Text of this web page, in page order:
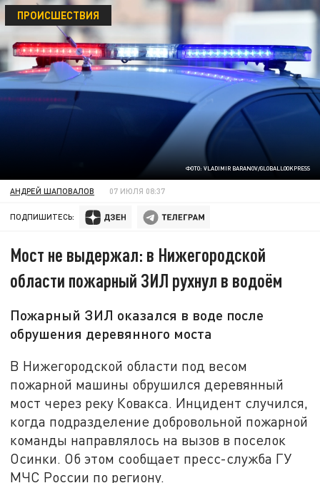
ФОТО: VLADIMIR BARANOV/GLOBALLOOKPRESS
ПРОИСШЕСТВИЯ
АНДРЕЙ ШАПОВАЛОВ 07 ИЮЛЯ 08:37
ПОДПИШИТЕСЬ:
Мост не выдержал: в Нижегородской
области пожарный ЗИЛ рухнул в водоём
Пожарный ЗИЛ оказался в воде после
обрушения деревянного моста
В Нижегородской области под весом
пожарной машины обрушился деревянный
мост через реку Ковакса. Инцидент случился,
когда подразделение добровольной пожарной
команды направлялось на вызов в поселок
Осинки. Об этом сообщает пресс-служба ГУ
МЧС России по региону.